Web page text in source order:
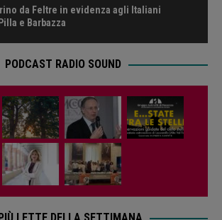
da Feltre in evidenza agli Italiani
e Barbazza
PODCAST RADIO SOUND